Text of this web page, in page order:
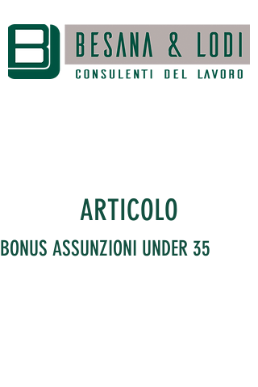
ARTICOLO
BONUS ASSUNZIONI UNDER 35